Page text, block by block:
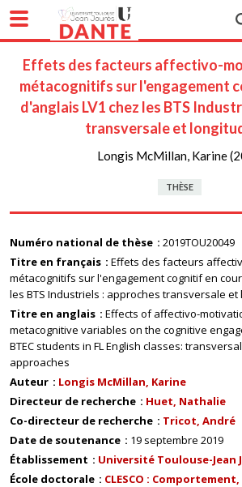
Effets des facteurs affectivo-
métacognitifs sur l'engagement
d'anglais LV1 chez les BTS
transversale et
Longis McMillan, Karine
THÈSE
Numéro national de thèse
2019TOU20049
Titre en français
Effets des facteurs
métacognitifs sur l'engagement cognitif en
les BTS Industriels : approches transversale
Titre en anglais
Effects of affectivo-
metacognitive variables on the cognitive
BTEC students in FL English classes:
approaches
Auteur
Longis McMillan, Karine
Directeur de recherche
Huet, Nathalie
Co-directeur de recherche
Tricot, André
Date de soutenance
19 septembre 2019
Établissement
Université Toulouse-Jean
École doctorale
CLESCO :